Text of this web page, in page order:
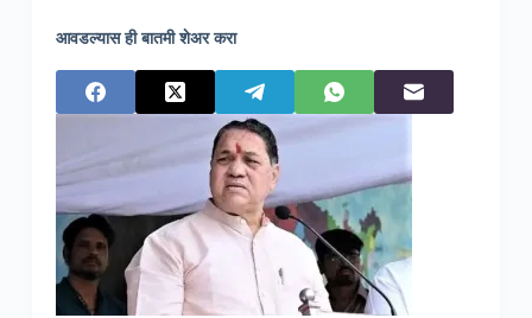
आवडल्यास ही बातमी शेअर करा